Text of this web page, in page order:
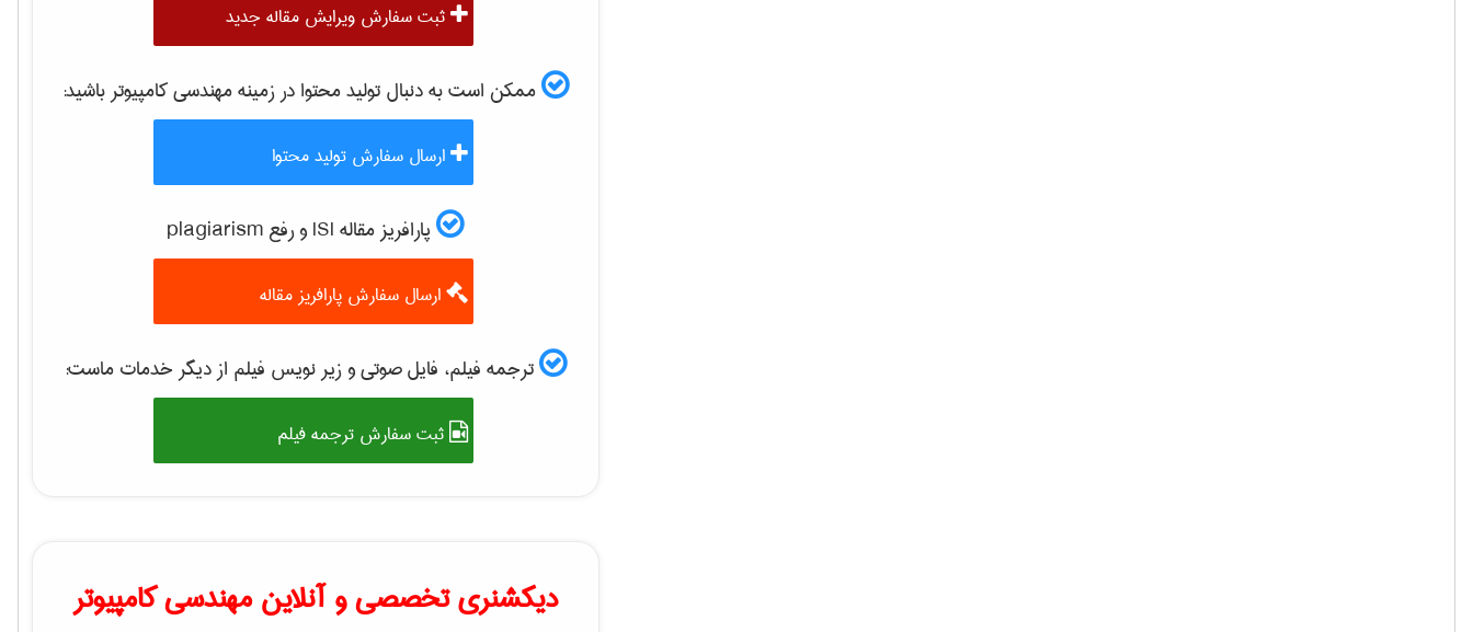
ثبت سفارش ویرایش مقاله جدید
ممکن است به دنبال تولید محتوا در زمینهمهندسی كامپيوترباشید:
ارسال سفارش تولید محتوا
پارافریز مقاله ISI و رفع plagiarism
ارسال سفارش پارافریز مقاله
ترجمه فیلم، فایل صوتی و زیر نویس فیلم از دیگر خدمات ماست:
ثبت سفارش ترجمه فیلم
دیکشنری تخصصی و آنلاین مهندسی کامپیوتر